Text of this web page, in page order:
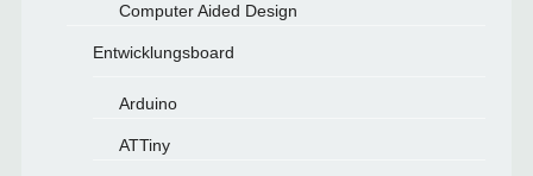
Computer Aided Design
Entwicklungsboard
Arduino
ATTiny